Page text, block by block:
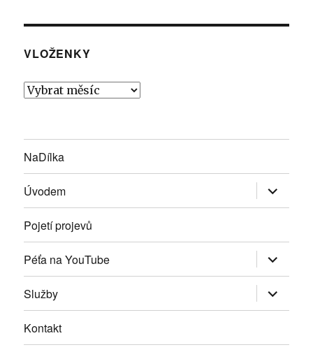
VLOŽENKY
Vloženky
NaDílka
Úvodem Zobrazit
položky
Pojetí projevů
Péťa na YouTube Zobrazit
položky
Služby
Zobrazit
položky
Kontakt